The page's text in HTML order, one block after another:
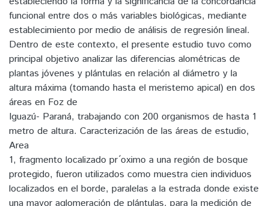
funcional entre dos o más variables biológicas, mediante
establecimiento por medio de análisis de regresión lineal.
Dentro de este contexto, el presente estudio tuvo como
principal objetivo analizar las diferencias alométricas de
plantas jóvenes y plántulas en relación al diámetro y la
altura máxima (tomando hasta el meristemo apical) en dos
áreas en Foz de
Iguazú- Paraná, trabajando con 200 organismos de hasta 1
metro de altura. Caracterización de las áreas de estudio,
Area
1, fragmento localizado pr ́oximo a una región de bosque
protegido, fueron utilizados como muestra cien individuos
localizados en el borde, paralelas a la estrada donde existe